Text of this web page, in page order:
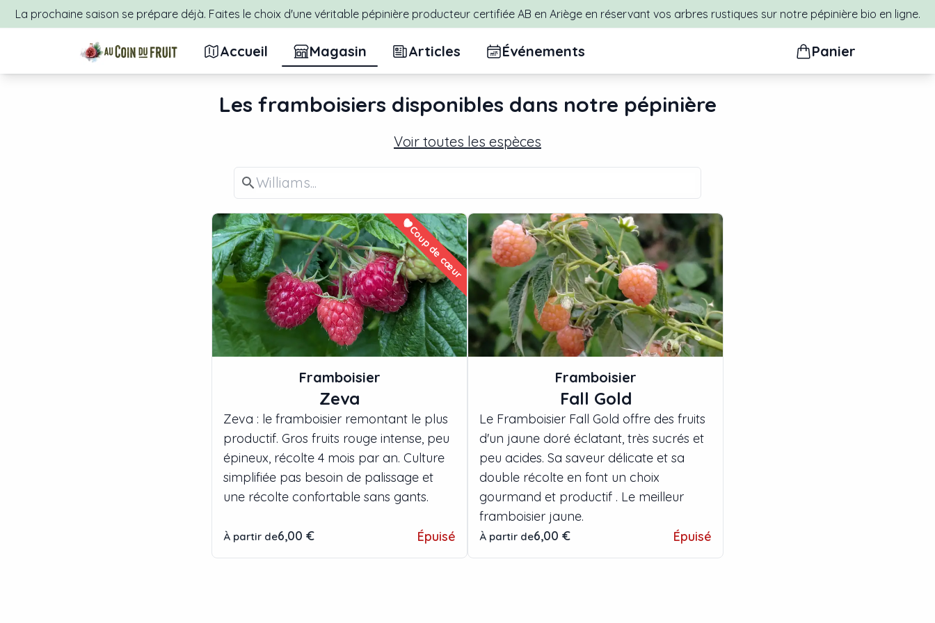
La prochaine saison se prépare déjà. Faites le choix d'une véritable pépinière producteur certifiée AB en Ariège en réservant vos arbres rustiques sur notre pépinière bio en ligne.
Accueil Magasin Articles Événements Panier
Les framboisiers disponibles dans notre pépinière
Voir toutes les espèces
Coup de cœur
Framboisier
Zeva
Zeva : le framboisier remontant le plus
productif. Gros fruits rouge intense, peu
épineux, récolte 4 mois par an. Culture
simplifiée pas besoin de palissage et
une récolte confortable sans gants.
À partir de6,00 € Épuisé
Framboisier
Fall Gold
Le Framboisier Fall Gold offre des fruits
d'un jaune doré éclatant, très sucrés et
peu acides. Sa saveur délicate et sa
double récolte en font un choix
gourmand et productif . Le meilleur
framboisier jaune.
À partir de6,00 € Épuisé